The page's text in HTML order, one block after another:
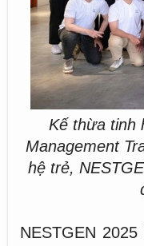
Kế thừa tinh
Management
hệ trẻ,
NESTGEN